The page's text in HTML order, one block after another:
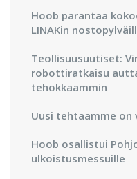
Hoob parantaa
LINAKin
Teollisuusuutiset:
robottiratkaisu
tehokkaammin
Uusi tehtaamme on
Hoob osallistui
ulkoistusmessuille